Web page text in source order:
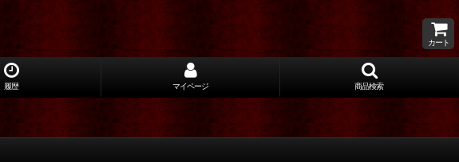
カート
履歴 マイページ 商品検索